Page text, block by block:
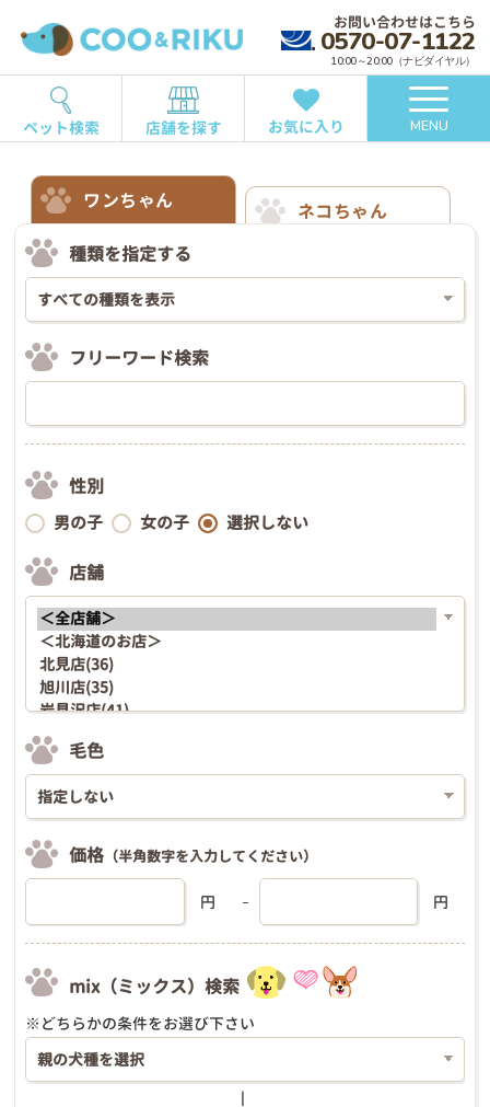
お問い合わせはこちら
0570-07-1122
10:00～20:00（ナビダイヤル）
ペット検索 店舗を探す お気に入り MENU
ワンちゃん
ネコちゃん
種類を指定する
フリーワード検索
性別
男の子 女の子 選択しない
店舗
毛色
価格 （半角数字を入力してください）
円 円
mix（ミックス）検索
※どちらかの条件をお選び下さい